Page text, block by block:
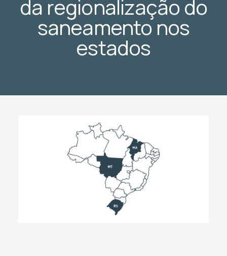
da regionalização do
saneamento nos
estados